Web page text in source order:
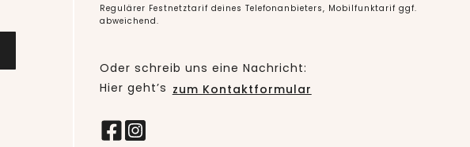
Regulärer Festnetztarif deines Telefonanbieters, Mobilfunktarif ggf.
abweichend.
Oder schreib uns eine Nachricht:
Hier geht’s zum Kontaktformular